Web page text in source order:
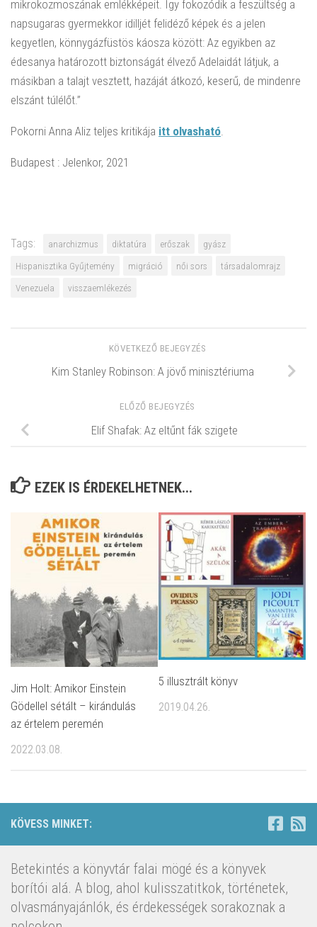
mikrokozmoszának emlékképeit. Így fokozódik a feszültség a
napsugaras gyermekkor idilljét felidéző képek és a jelen
kegyetlen, könnygázfüstös káosza között: Az egyikben az
édesanya határozott biztonságát élvező Adelaidát látjuk, a
másikban a talajt vesztett, hazáját átkozó, keserű, de mindenre
elszánt túlélőt.”
Pokorni Anna Aliz teljes kritikája itt olvasható
Budapest : Jelenkor, 2021
Tags: anarchizmus diktatúra erőszak
gyász
Hispanisztika Gyűjtemény
migráció női sors
társadalomrajz
Venezuela
visszaemlékezés
KÖVETKEZŐ BEJEGYZÉS
Kim Stanley Robinson: A jövő minisztériuma
ELŐZŐ BEJEGYZÉS
Elif Shafak: Az eltűnt fák szigete
EZEK IS ÉRDEKELHETNEK...
Jim Holt: Amikor Einstein
Gödellel sétált – kirándulás
az értelem peremén
2022.03.08.
5 illusztrált könyv
2019.04.26.
KÖVESS MINKET:
Betekintés a könyvtár falai mögé és a könyvek
borítói alá. A blog, ahol kulisszatitkok, történetek,
olvasmányajánlók, és érdekességek sorakoznak a